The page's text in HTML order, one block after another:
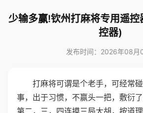
少输多赢!钦州打麻将专用遥
控器)
发布时间：2026年08月
打麻将可谓是个老手，可经常
事，出于习惯，不赢头一把，敷衍了
第二，三，四连摸三局大胡，按道